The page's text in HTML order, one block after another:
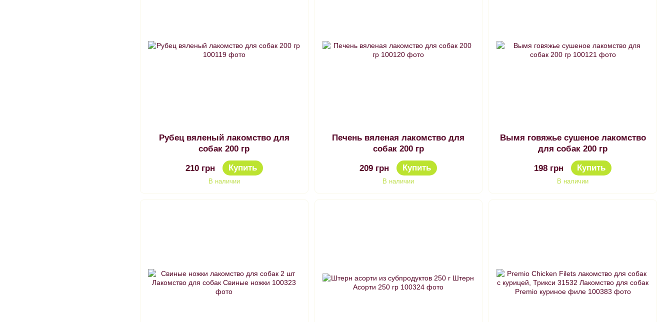
Рубец вяленый лакомство для
собак 200 гр
210 грн Купить
В наличии
Печень вяленая лакомство для
собак 200 гр
209 грн Купить
В наличии
Вымя говяжье сушеное лакомство
для собак 200 гр
198 грн Купить
В наличии